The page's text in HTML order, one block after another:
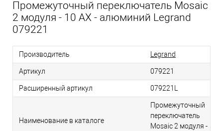
Промежуточный переключатель Mosaic
2 модуля - 10 AX - алюминий Legrand
079221
Производитель Legrand
Артикул 079221
Расширенный артикул 079221L
Наименование в каталоге
Промежуточный
переключатель
Mosaic 2 модуля -